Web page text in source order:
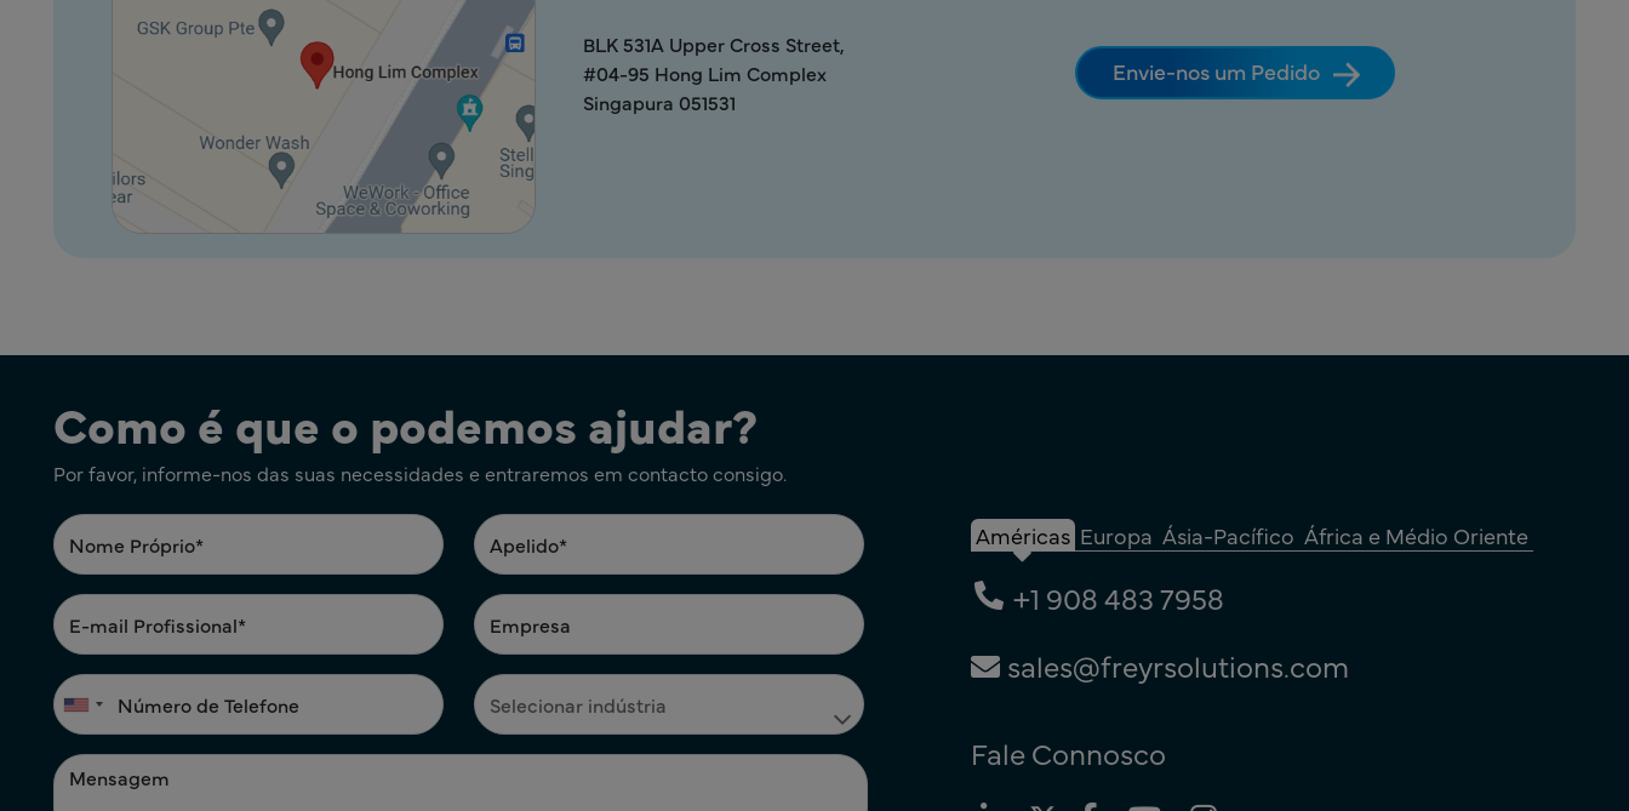
BLK 531A Upper Cross Street,
#04-95 Hong Lim Complex
Singapura 051531
Envie-nos um Pedido
Como é que o podemos ajudar?
Por favor, informe-nos das suas necessidades e entraremos em contacto consigo.
Américas Europa Ásia-Pacífico África e Médio Oriente
+1 908 483 7958
sales@freyrsolutions.com
Fale Connosco